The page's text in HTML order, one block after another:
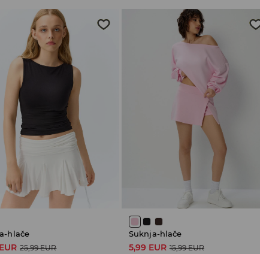
hlače
25,99 EUR
Suknja-hlače
5,99 EUR 15,99 EUR